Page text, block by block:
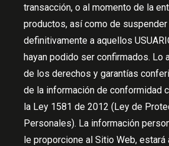
transacción, o al momento de la
productos, así como de
definitivamente a aquellos
hayan podido ser confirmados. Lo
de los derechos y garantías
de la información de conformidad
la Ley 1581 de 2012 (Ley de
Personales). La información
le proporcione al Sitio Web, estará